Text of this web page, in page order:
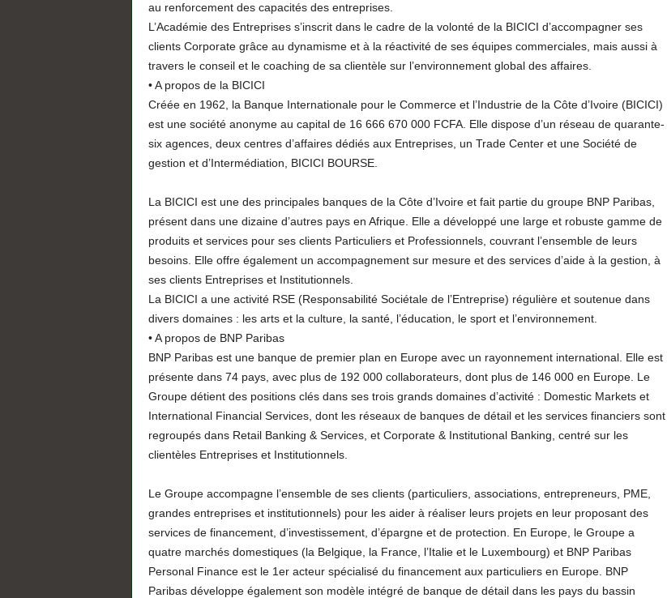
au renforcement des capacités des entreprises.
L’Académie des Entreprises s’inscrit dans le cadre de la volonté de la BICICI d’accompagner ses
clients Corporate grâce au dynamisme et à la réactivité de ses équipes commerciales, mais aussi à
travers le conseil et le coaching de sa clientèle sur l’environnement global des affaires.
• A propos de la BICICI
Créée en 1962, la Banque Internationale pour le Commerce et l’Industrie de la Côte d’Ivoire (BICICI)
est une société anonyme au capital de 16 666 670 000 FCFA. Elle dispose d’un réseau de quarante-
six agences, deux centres d’affaires dédiés aux Entreprises, un Trade Center et une Société de
gestion et d’Intermédiation, BICICI BOURSE.
La BICICI est une des principales banques de la Côte d’Ivoire et fait partie du groupe BNP Paribas,
présent dans une dizaine d’autres pays en Afrique. Elle a développé une large et robuste gamme de
produits et services pour ses clients Particuliers et Professionnels, couvrant l’ensemble de leurs
besoins. Elle offre également un accompagnement sur mesure et des services d’aide à la gestion, à
ses clients Entreprises et Institutionnels.
La BICICI a une activité RSE (Responsabilité Sociétale de l’Entreprise) régulière et soutenue dans
divers domaines : les arts et la culture, la santé, l’éducation, le sport et l’environnement.
• A propos de BNP Paribas
BNP Paribas est une banque de premier plan en Europe avec un rayonnement international. Elle est
présente dans 74 pays, avec plus de 192 000 collaborateurs, dont plus de 146 000 en Europe. Le
Groupe détient des positions clés dans ses trois grands domaines d’activité : Domestic Markets et
International Financial Services, dont les réseaux de banques de détail et les services financiers sont
regroupés dans Retail Banking & Services, et Corporate & Institutional Banking, centré sur les
clientèles Entreprises et Institutionnels.
Le Groupe accompagne l’ensemble de ses clients (particuliers, associations, entrepreneurs, PME,
grandes entreprises et institutionnels) pour les aider à réaliser leurs projets en leur proposant des
services de financement, d’investissement, d’épargne et de protection. En Europe, le Groupe a
quatre marchés domestiques (la Belgique, la France, l’Italie et le Luxembourg) et BNP Paribas
Personal Finance est le 1er acteur spécialisé du financement aux particuliers en Europe. BNP
Paribas développe également son modèle intégré de banque de détail dans les pays du bassin